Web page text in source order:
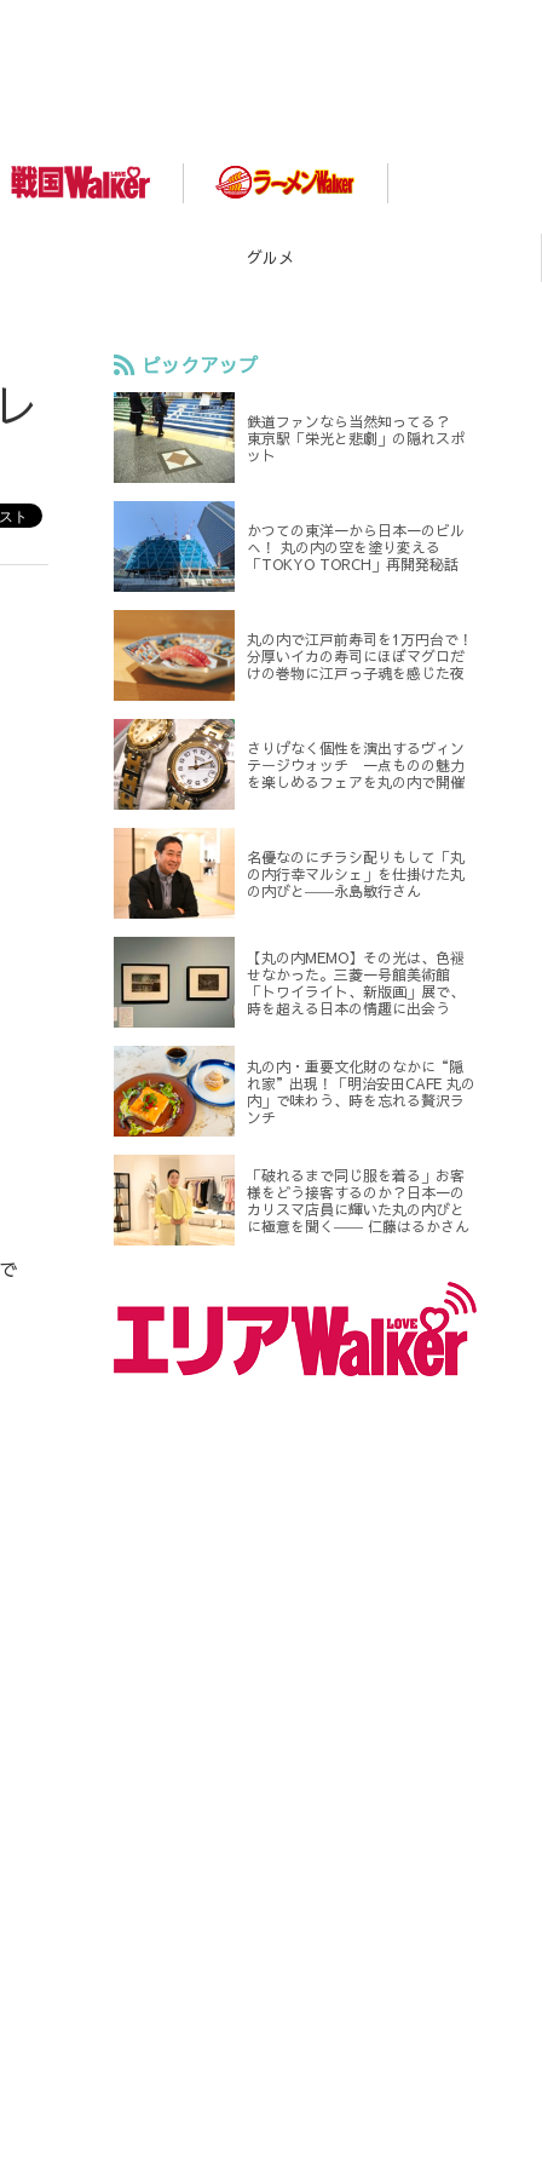
スポット
ピックアップ
鉄道ファンなら当然知ってる？
東京駅「栄光と悲劇」の隠れスポ
ット
かつての東洋一から日本一のビル
へ！ 丸の内の空を塗り変える
「TOKYO TORCH」再開発秘話
丸の内で江戸前寿司を1万円台で！
分厚いイカの寿司にほぼマグロだ
けの巻物に江戸っ子魂を感じた夜
さりげなく個性を演出するヴィン
テージウォッチ 一点ものの魅力
を楽しめるフェアを丸の内で開催
名優なのにチラシ配りもして「丸
の内行幸マルシェ」を仕掛けた丸
の内びと――永島敏行さん
【丸の内MEMO】その光は、色褪
せなかった。三菱一号館美術館
「トワイライト、新版画」展で、
時を超える日本の情趣に出会う
丸の内・重要文化財のなかに“隠
れ家”出現！「明治安田CAFE 丸の
内」で味わう、時を忘れる贅沢ラ
ンチ
「破れるまで同じ服を着る」お客
様をどう接客するのか？日本一の
カリスマ店員に輝いた丸の内びと
に極意を聞く―― 仁藤はるかさん